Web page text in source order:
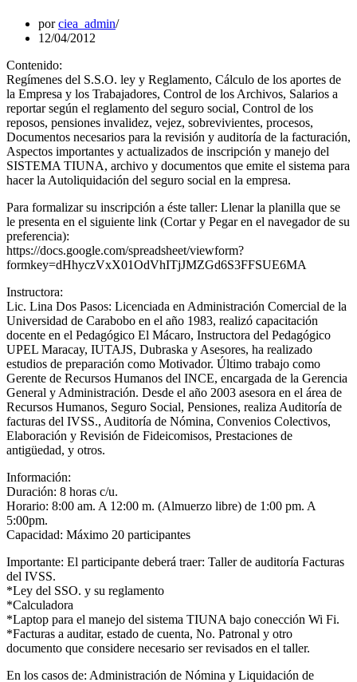
porciea_admin
12/04/2012
Contenido:
Regímenes del S.S.O. ley y Reglamento, Cálculo de los aportes de
la Empresa y los Trabajadores, Control de los Archivos, Salarios a
reportar según el reglamento del seguro social, Control de los
reposos, pensiones invalidez, vejez, sobrevivientes, procesos,
Documentos necesarios para la revisión y auditoría de la facturación,
Aspectos importantes y actualizados de inscripción y manejo del
SISTEMA TIUNA, archivo y documentos que emite el sistema para
hacer la Autoliquidación del seguro social en la empresa.
Para formalizar su inscripción a éste taller: Llenar la planilla que se
le presenta en el siguiente link (Cortar y Pegar en el navegador de su
preferencia):
https://docs.google.com/spreadsheet/viewform?
formkey=dHhyczVxX01OdVhITjJMZGd6S3FFSUE6MA
Instructora:
Lic. Lina Dos Pasos: Licenciada en Administración Comercial de la
Universidad de Carabobo en el año 1983, realizó capacitación
docente en el Pedagógico El Mácaro, Instructora del Pedagógico
UPEL Maracay, IUTAJS, Dubraska y Asesores, ha realizado
estudios de preparación como Motivador. Último trabajo como
Gerente de Recursos Humanos del INCE, encargada de la Gerencia
General y Administración. Desde el año 2003 asesora en el área de
Recursos Humanos, Seguro Social, Pensiones, realiza Auditoría de
facturas del IVSS., Auditoría de Nómina, Convenios Colectivos,
Elaboración y Revisión de Fideicomisos, Prestaciones de
antigüedad, y otros.
Información:
Duración: 8 horas c/u.
Horario: 8:00 am. A 12:00 m. (Almuerzo libre) de 1:00 pm. A
5:00pm.
Capacidad: Máximo 20 participantes
Importante: El participante deberá traer: Taller de auditoría Facturas
del IVSS.
*Ley del SSO. y su reglamento
*Calculadora
*Laptop para el manejo del sistema TIUNA bajo conección Wi Fi.
*Facturas a auditar, estado de cuenta, No. Patronal y otro
documento que considere necesario ser revisados en el taller.
En los casos de: Administración de Nómina y Liquidación de